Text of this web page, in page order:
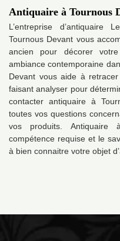
Antiquaire à Tournous
L’entreprise
Tournous Devant vous
ancien pour décorer
ambiance contemporaine
Devant vous aide à
faisant analyser pour
contacter antiquaire à
toutes vos questions
vos produits. Antiquaire
compétence requise et le
à bien connaitre votre objet